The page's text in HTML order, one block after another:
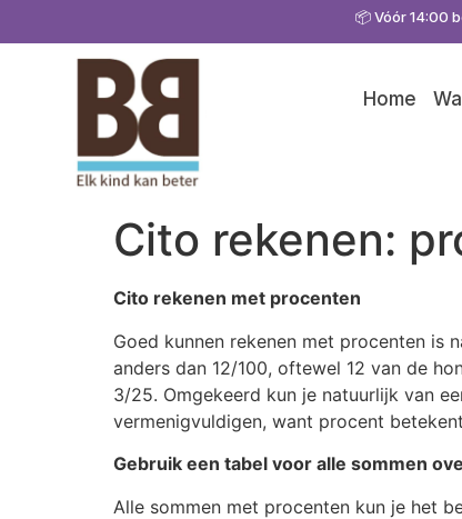
📦 Vóór 14:00
Home
Cito rekenen:
Cito rekenen met procenten
Goed kunnen rekenen met procenten is
anders dan 12/100, oftewel 12 van de
3/25. Omgekeerd kun je natuurlijk van
vermenigvuldigen, want procent
Gebruik een tabel voor alle sommen
Alle sommen met procenten kun je het